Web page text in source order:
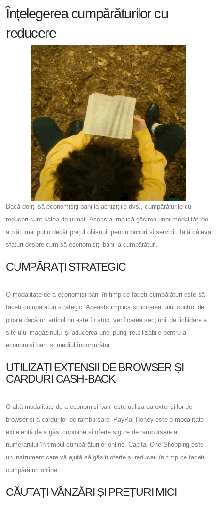
Înțelegerea cumpărăturilor cu
reducere
Dacă doriți să economisiți bani la achizițiile dvs., cumpărăturile cu
reduceri sunt calea de urmat. Aceasta implică găsirea unor modalități de
a plăti mai puțin decât prețul obișnuit pentru bunuri și servicii. Iată câteva
sfaturi despre cum să economisiți bani la cumpărături.
CUMPĂRAȚI STRATEGIC
O modalitate de a economisi bani în timp ce faceți cumpărături este să
faceți cumpărături strategic. Aceasta implică solicitarea unui control de
ploaie dacă un articol nu este în stoc, verificarea secțiunii de lichidare a
site-ului magazinului și aducerea unei pungi reutilizabile pentru a
economisi bani și mediul înconjurător.
UTILIZAȚI EXTENSII DE BROWSER ȘI
CARDURI CASH-BACK
O altă modalitate de a economisi bani este utilizarea extensiilor de
browser și a cardurilor de rambursare. PayPal Honey este o modalitate
excelentă de a găsi cupoane și oferte sigure de rambursare a
numerarului în timpul cumpărăturilor online. Capital One Shopping este
un instrument care vă ajută să găsiți oferte și reduceri în timp ce faceți
cumpărături online.
CĂUTAȚI VÂNZĂRI ȘI PREȚURI MICI